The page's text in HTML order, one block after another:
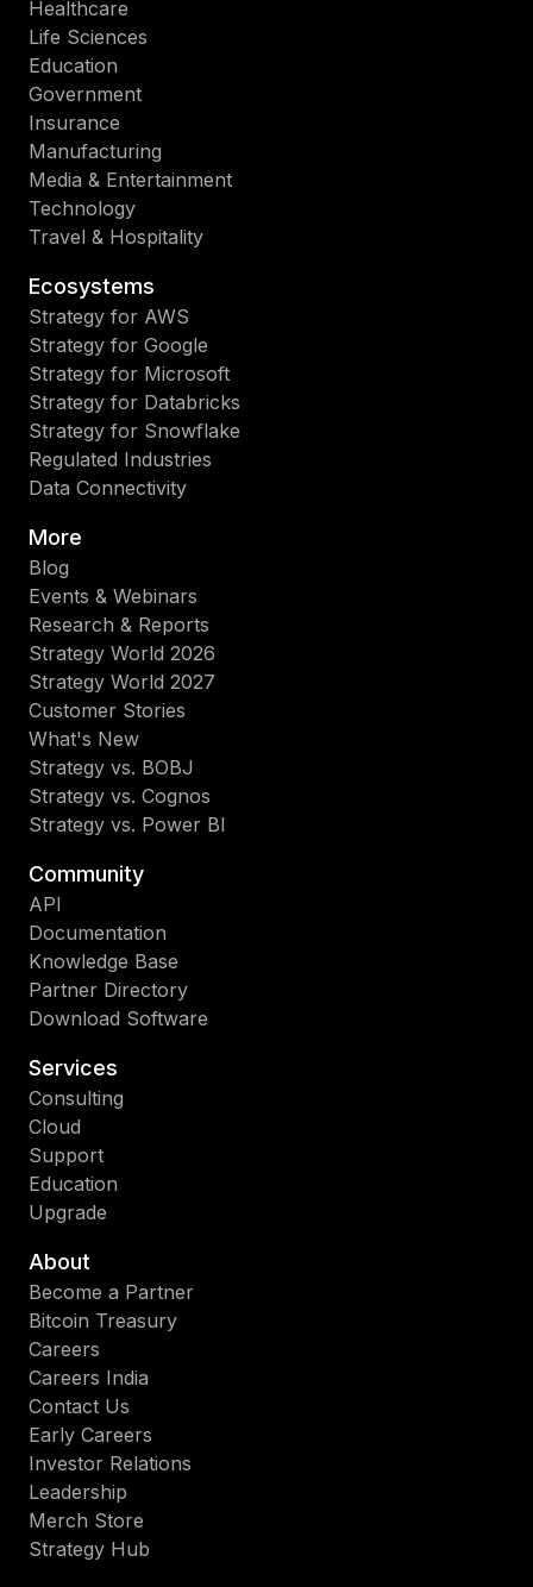
Healthcare
Life Sciences
Education
Government
Insurance
Manufacturing
Media & Entertainment
Technology
Travel & Hospitality
Ecosystems
Strategy for AWS
Strategy for Google
Strategy for Microsoft
Strategy for Databricks
Strategy for Snowflake
Regulated Industries
Data Connectivity
More
Blog
Events & Webinars
Research & Reports
Strategy World 2026
Strategy World 2027
Customer Stories
What's New
Strategy vs. BOBJ
Strategy vs. Cognos
Strategy vs. Power BI
Community
API
Documentation
Knowledge Base
Partner Directory
Download Software
Services
Consulting
Cloud
Support
Education
Upgrade
About
Become a Partner
Bitcoin Treasury
Careers
Careers India
Contact Us
Early Careers
Investor Relations
Leadership
Merch Store
Strategy Hub